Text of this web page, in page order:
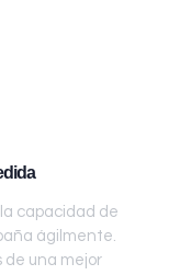
capacidad de
ágilmente.
de una mejor